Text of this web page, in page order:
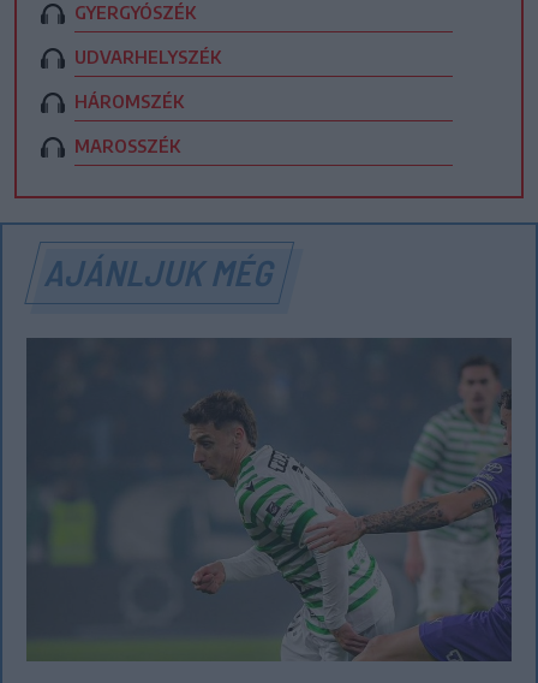
GYERGYÓSZÉK
UDVARHELYSZÉK
HÁROMSZÉK
MAROSSZÉK
AJÁNLJUK MÉG